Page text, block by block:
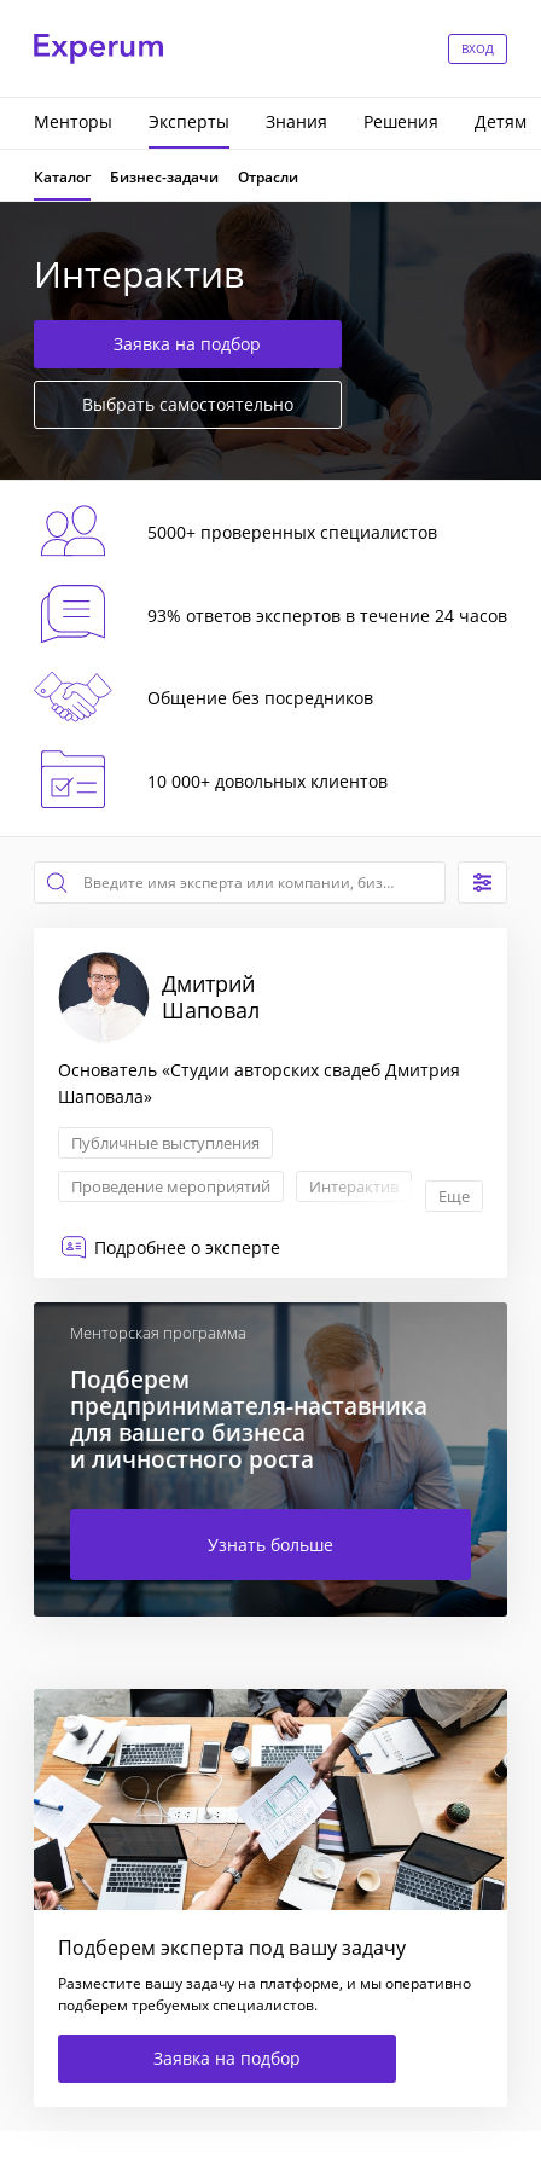
ВХОД
Менторы Эксперты Знания Решения Детям
Каталог Бизнес-задачи Отрасли
Интерактив
Заявка на подбор
Выбрать самостоятельно
5000+ проверенных специалистов
93% ответов экспертов в течение 24 часов
Общение без посредников
10 000+ довольных клиентов
Дмитрий
Шаповал
Основатель «Студии авторских свадеб Дмитрия
Шаповала»
Публичные выступления
Проведение мероприятий
Интерактив
Еще
Подробнее о эксперте
Менторская программа
Подберем
предпринимателя-наставника
для вашего бизнеса
и личностного роста
Узнать больше
Подберем эксперта под вашу задачу
Разместите вашу задачу на платформе, и мы оперативно
подберем требуемых специалистов.
Заявка на подбор